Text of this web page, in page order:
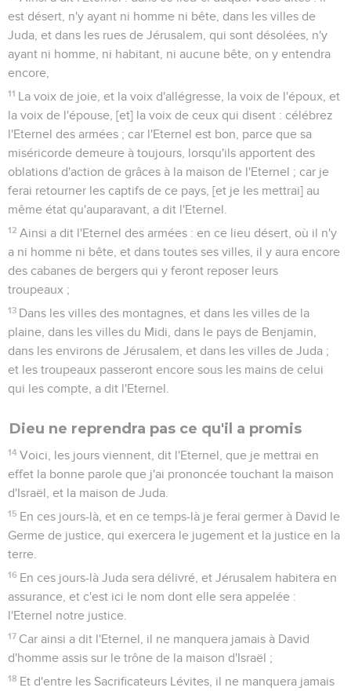
est désert, n'y ayant ni homme ni bête, dans les villes de
Juda, et dans les rues de Jérusalem, qui sont désolées, n'y
ayant ni homme, ni habitant, ni aucune bête, on y entendra
encore,
11 La voix de joie, et la voix d'allégresse, la voix de l'époux, et
la voix de l'épouse, [et] la voix de ceux qui disent : célébrez
l'Eternel des armées ; car l'Eternel est bon, parce que sa
miséricorde demeure à toujours, lorsqu'ils apportent des
oblations d'action de grâces à la maison de l'Eternel ; car je
ferai retourner les captifs de ce pays, [et je les mettrai] au
même état qu'auparavant, a dit l'Eternel.
12 Ainsi a dit l'Eternel des armées : en ce lieu désert, où il n'y
a ni homme ni bête, et dans toutes ses villes, il y aura encore
des cabanes de bergers qui y feront reposer leurs
troupeaux ;
13 Dans les villes des montagnes, et dans les villes de la
plaine, dans les villes du Midi, dans le pays de Benjamin,
dans les environs de Jérusalem, et dans les villes de Juda ;
et les troupeaux passeront encore sous les mains de celui
qui les compte, a dit l'Eternel.
Dieu ne reprendra pas ce qu'il a promis
14 Voici, les jours viennent, dit l'Eternel, que je mettrai en
effet la bonne parole que j'ai prononcée touchant la maison
d'Israël, et la maison de Juda.
15 En ces jours-là, et en ce temps-là je ferai germer à David le
Germe de justice, qui exercera le jugement et la justice en la
terre.
16 En ces jours-là Juda sera délivré, et Jérusalem habitera en
assurance, et c'est ici le nom dont elle sera appelée :
l'Eternel notre justice.
17 Car ainsi a dit l'Eternel, il ne manquera jamais à David
d'homme assis sur le trône de la maison d'Israël ;
18 Et d'entre les Sacrificateurs Lévites, il ne manquera jamais